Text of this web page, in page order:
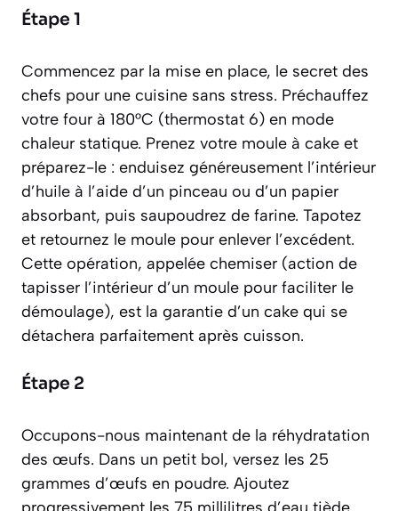
Étape 1
Commencez par la mise en place, le secret des
chefs pour une cuisine sans stress. Préchauffez
votre four à 180°C (thermostat 6) en mode
chaleur statique. Prenez votre moule à cake et
préparez-le : enduisez généreusement l’intérieur
d’huile à l’aide d’un pinceau ou d’un papier
absorbant, puis saupoudrez de farine. Tapotez
et retournez le moule pour enlever l’excédent.
Cette opération, appelée chemiser (action de
tapisser l’intérieur d’un moule pour faciliter le
démoulage), est la garantie d’un cake qui se
détachera parfaitement après cuisson.
Étape 2
Occupons-nous maintenant de la réhydratation
des œufs. Dans un petit bol, versez les 25
grammes d’œufs en poudre. Ajoutez